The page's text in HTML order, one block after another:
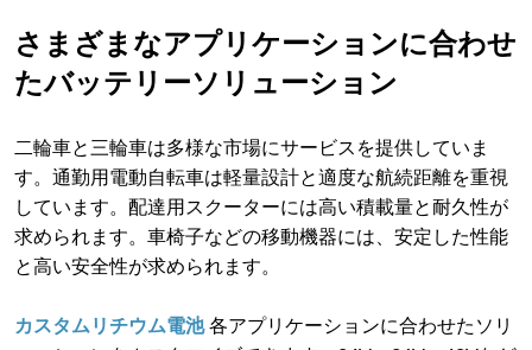
さまざまなアプリケーションに合わせ
たバッテリーソリューション
二輪車と三輪車は多様な市場にサービスを提供していま
す。通勤用電動自転車は軽量設計と適度な航続距離を重視
しています。配達用スクーターには高い積載量と耐久性が
求められます。車椅子などの移動機器には、安定した性能
と高い安全性が求められます。
カスタムリチウム電池各アプリケーションに合わせたソリ